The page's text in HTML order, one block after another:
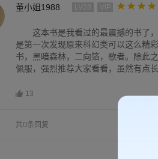
董小姐1988
这本书是我看过的最震撼的书了
是第一次发现原来科幻类可以这么精
书，黑暗森林，二向箔，歌者。除此
佩服，强烈推荐大家看看，虽然有点
13
共0条回复